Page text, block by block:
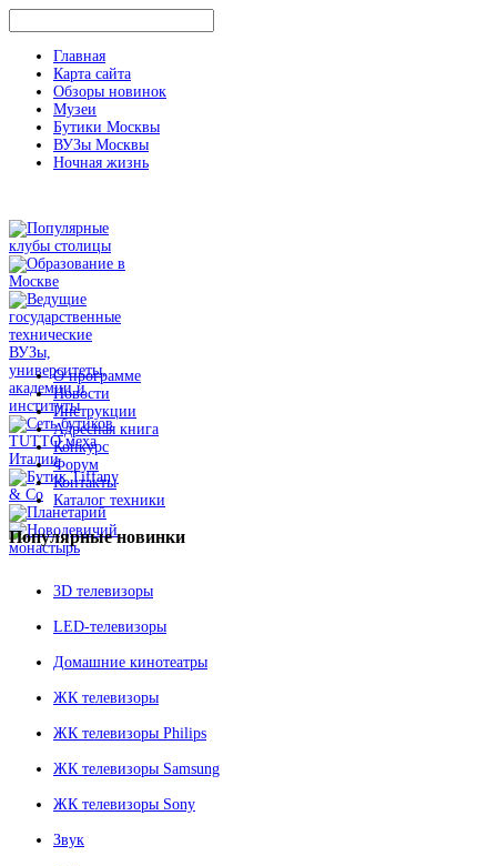
Главная
Карта сайта
Обзоры новинок
Музеи
Бутики Москвы
ВУЗы Москвы
Ночная жизнь
О программе
Новости
Инструкции
Адресная книга
Конкурс
Форум
Контакты
Каталог техники
Популярныеновинки
3D телевизоры
LED-телевизоры
Домашние кинотеатры
ЖК телевизоры
ЖК телевизоры Philips
ЖК телевизоры Samsung
ЖК телевизоры Sony
Звук